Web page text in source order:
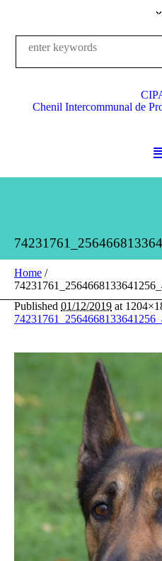
Chenil Intercommunal de
Home /
Published 01/12/2019 at